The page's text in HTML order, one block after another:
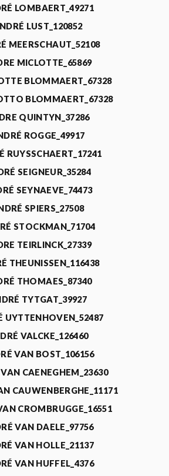
LOMBAERT_49271
LUST_120852
MEERSCHAUT_52108
MICLOTTE_65869
BLOMMAERT_67328
BLOMMAERT_67328
QUINTYN_37286
ROGGE_49917
RUYSSCHAERT_17241
SEIGNEUR_35284
SEYNAEVE_74473
SPIERS_27508
STOCKMAN_71704
TEIRLINCK_27339
THEUNISSEN_116438
THOMAES_87340
TYTGAT_39927
UYTTENHOVEN_52487
VALCKE_126460
VAN BOST_106156
CAENEGHEM_23630
CAUWENBERGHE_11171
CROMBRUGGE_16551
VAN DAELE_97756
VAN HOLLE_21137
VAN HUFFEL_4376